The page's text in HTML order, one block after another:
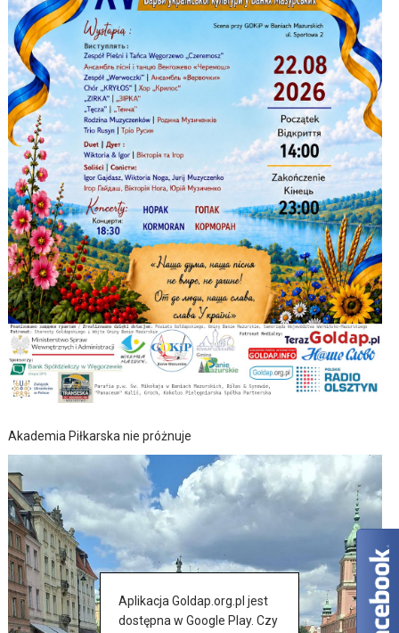
Akademia Piłkarska nie próżnuje
Aplikacja Goldap.org.pl jest
dostępna w Google Play. Czy